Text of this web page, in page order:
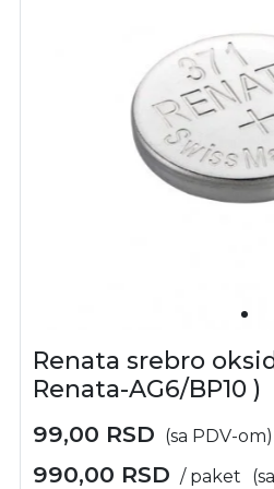
Renata srebro
Renata-AG6/BP10 )
99,00 RSD (sa PDV-om)
990,00 RSD / paket